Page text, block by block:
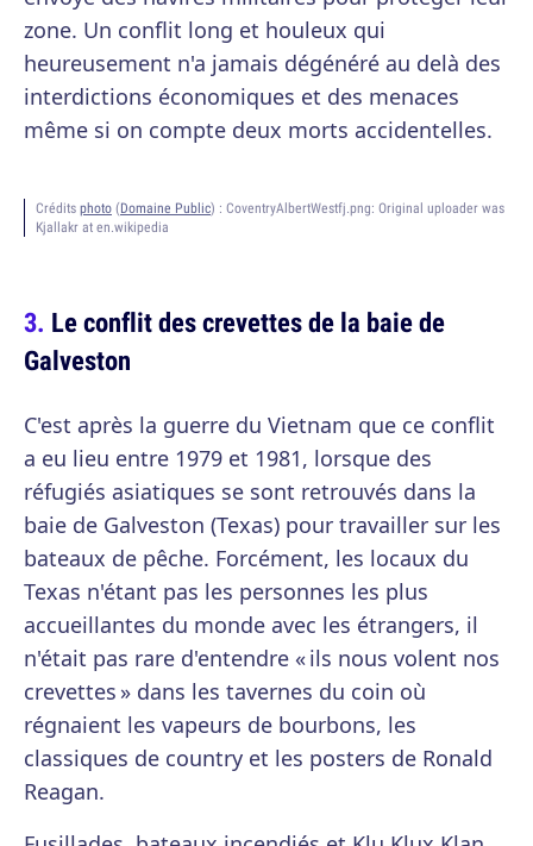
zone. Un conflit long et houleux qui
heureusement n'a jamais dégénéré au delà des
interdictions économiques et des menaces
même si on compte deux morts accidentelles.
Crédits photo (Domaine Public) : CoventryAlbertWestfj.png: Original uploader was
Kjallakr at en.wikipedia
Le conflit des crevettes de la baie de
Galveston
C'est après la guerre du Vietnam que ce conflit
a eu lieu entre 1979 et 1981, lorsque des
réfugiés asiatiques se sont retrouvés dans la
baie de Galveston (Texas) pour travailler sur les
bateaux de pêche. Forcément, les locaux du
Texas n'étant pas les personnes les plus
accueillantes du monde avec les étrangers, il
n'était pas rare d'entendre « ils nous volent nos
crevettes » dans les tavernes du coin où
régnaient les vapeurs de bourbons, les
classiques de country et les posters de Ronald
Reagan.